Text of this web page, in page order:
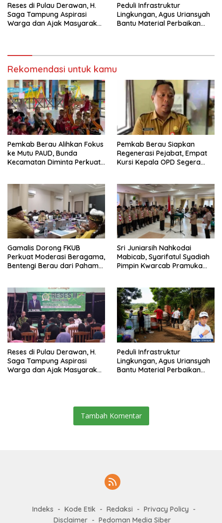
Reses di Pulau Derawan, H.
Saga Tampung Aspirasi
Warga dan Ajak Masyarakat
Peduli Infrastruktur
Lingkungan, Agus Uriansyah
Bantu Material Perbaikan
Rekomendasi untuk kamu
Pemkab Berau Alihkan Fokus
ke Mutu PAUD, Bunda
Kecamatan Diminta Perkuat
Pemkab Berau Siapkan
Regenerasi Pejabat, Empat
Kursi Kepala OPD Segera
Gamalis Dorong FKUB
Perkuat Moderasi Beragama,
Bentengi Berau dari Paham
Sri Juniarsih Nahkodai
Mabicab, Syarifatul Syadiah
Pimpin Kwarcab Pramuka
Reses di Pulau Derawan, H.
Saga Tampung Aspirasi
Warga dan Ajak Masyarakat
Peduli Infrastruktur
Lingkungan, Agus Uriansyah
Bantu Material Perbaikan
Tambah Komentar
Indeks Kode Etik Redaksi
Privacy Policy
Disclaimer
Pedoman Media Siber